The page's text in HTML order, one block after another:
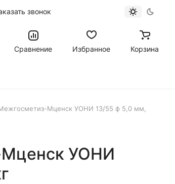
звонок
Сравнение Избранное Корзина
Мценск УОНИ 13/55 ф 5,0 мм,
УОНИ